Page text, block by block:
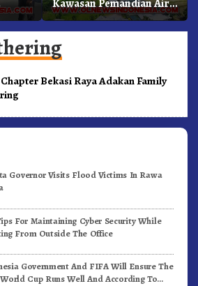
Kawasan Pemandian Air
Panas Semangat Gunung
– Doulu Foto Dan
Videokan!
Bekasi Raya Adakan Family
Governor Visits Flood Victims In Rawa
For Maintaining Cyber Security While
From Outside The Office
Government And FIFA Will Ensure The
Cup Runs Well And According To